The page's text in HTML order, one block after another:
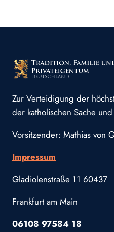
Zur Verteidigung der
der katholischen Sache
Vorsitzender: Mathias von
Impressum
Gladiolenstraße 11 60437
Frankfurt am Main
06108 97584 18